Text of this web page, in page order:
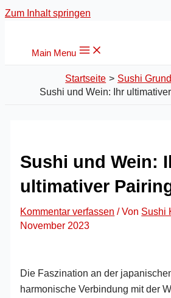
Zum Inhalt springen
Main Menu
Startseite
Sushi
Sushi und Wein: Ihr
Sushi und Wein:
ultimativer
Kommentar verfassen / Von Sushi
November 2023
Die Faszination an der
harmonische Verbindung mit der